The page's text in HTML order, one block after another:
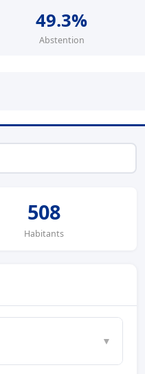
49.3%
Abstention
508
Habitants
▼